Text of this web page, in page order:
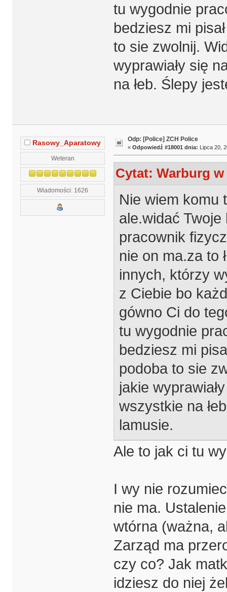
tu wygodnie
bedziesz mi
to sie zwolnij.
wyprawiały się
na łeb. Ślepy
Rasowy_Aparatowy
Weteran
Wiadomości: 1626
Odp: [Police] ZCH Police
« Odpowiedź #18001 dnia: Lipca 20,
Cytat: Warburg w
Nie wiem komu
ale.widać Twoje
pracownik
nie on ma.za to
innych, którzy
z Ciebie bo
gówno Ci do
tu wygodnie
bedziesz mi
podoba to sie
jakie
wszystkie na
lamusie.
Ale to jak ci tu
I wy nie
nie ma.
wtórna (ważna,
Zarząd ma
czy co? Jak
idziesz do niej